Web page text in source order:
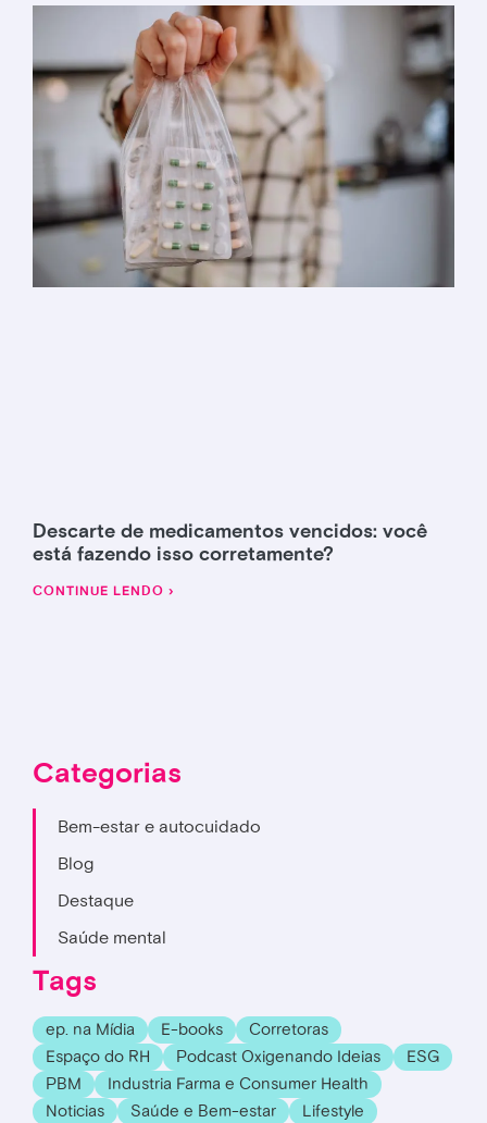
Descarte de medicamentos vencidos: você
está fazendo isso corretamente?
CONTINUE LENDO ›
Categorias
Bem-estar e autocuidado
Blog
Destaque
Saúde mental
Tags
ep. na Mídia E-books
Corretoras
Espaço do RH
Podcast Oxigenando Ideias
ESG
PBM
Industria Farma e Consumer Health
Noticias
Saúde e Bem-estar
Lifestyle